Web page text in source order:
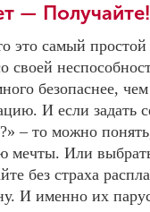
— Получайте!
это самый
своей
безопаснее,
И если задать
– то можно
мечты. Или
без страха
И именно их